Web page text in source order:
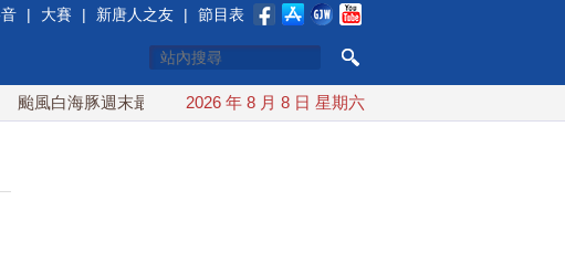
| 大賽 | 新唐人之友 | 節目表
風白海豚週末最接近台灣 最快9日可能登陸中國
2026 年 8 月 8 日 星期六